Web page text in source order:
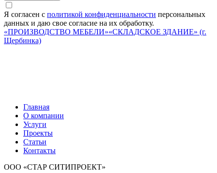
Я согласен с политикой конфиденциальности персональных
данных и даю свое согласие на их обработку.
«ПРОИЗВОДСТВО МЕБЕЛИ»«СКЛАДСКОЕ ЗДАНИЕ» (г.
Щербинка)
Главная
О компании
Услуги
Проекты
Статьи
Контакты
ООО «СТАР СИТИПРОЕКТ»